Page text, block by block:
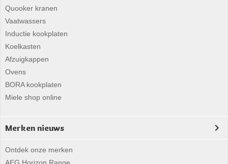
Quooker kranen
Vaatwassers
Inductie kookplaten
Koelkasten
Afzuigkappen
Ovens
BORA kookplaten
Miele shop online
Merken nieuws
Ontdek onze merken